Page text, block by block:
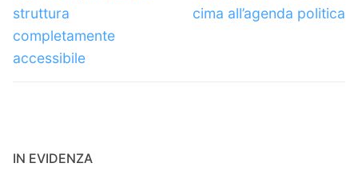
struttura
completamente
accessibile
cima all’agenda politica
IN EVIDENZA